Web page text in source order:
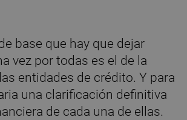
base que hay que dejar
vez por todas es el de la
entidades de crédito. Y para
una clarificación definitiva
de cada una de ellas.